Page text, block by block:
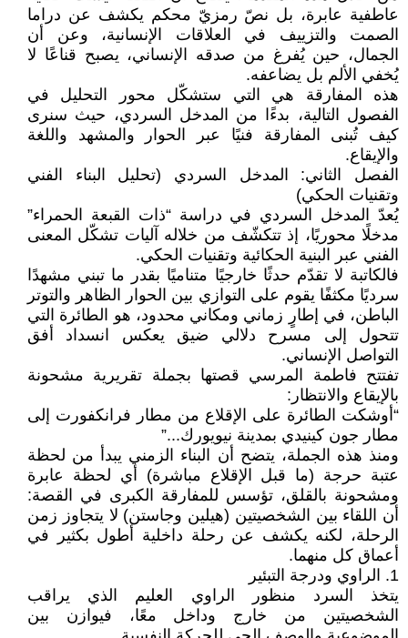
عاطفية عابرة، بل نصّ رمزيّ محكم يكشف عن دراما
الصمت والتزييف في العلاقات الإنسانية، وعن أن
الجمال، حين يُفرغ من صدقه الإنساني، يصبح قناعًا لا
يُخفي الألم بل يضاعفه.
هذه المفارقة هي التي ستشكّل محور التحليل في
الفصول التالية، بدءًا من المدخل السردي، حيث سنرى
كيف تُبنى المفارقة فنيًا عبر الحوار والمشهد واللغة
والإيقاع.
الفصل الثاني: المدخل السردي (تحليل البناء الفني
وتقنيات الحكي)
يُعدّ المدخل السردي في دراسة “ذات القبعة الحمراء”
مدخلًا محوريًا، إذ تتكشّف من خلاله آليات تشكّل المعنى
الفني عبر البنية الحكائية وتقنيات الحكي.
فالكاتبة لا تقدّم حدثًا خارجيًا متناميًا بقدر ما تبني مشهدًا
سرديًا مكثفًا يقوم على التوازي بين الحوار الظاهر والتوتر
الباطن، في إطارٍ زماني ومكاني محدود، هو الطائرة التي
تتحول إلى مسرح دلالي ضيق يعكس انسداد أفق
التواصل الإنساني.
تفتتح فاطمة المرسي قصتها بجملة تقريرية مشحونة
بالإيقاع والانتظار:
“أوشكت الطائرة على الإقلاع من مطار فرانكفورت إلى
مطار جون كينيدي بمدينة نيويورك...”
ومنذ هذه الجملة، يتضح أن البناء الزمني يبدأ من لحظة
عتبة حرجة (ما قبل الإقلاع مباشرة) أي لحظة عابرة
ومشحونة بالقلق، تؤسس للمفارقة الكبرى في القصة:
أن اللقاء بين الشخصيتين (هيلين وجاستن) لا يتجاوز زمن
الرحلة، لكنه يكشف عن رحلة داخلية أطول بكثير في
أعماق كل منهما.
1. الراوي ودرجة التبئير
يتخذ السرد منظور الراوي العليم الذي يراقب
الشخصيتين من خارج وداخل معًا، فيوازن بين